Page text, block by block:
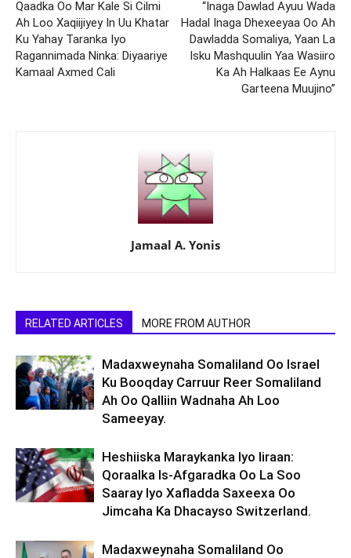
Qaadka Oo Mar Kale Si Cilmi
Ah Loo Xaqiijiyey In Uu Khatar
Ku Yahay Taranka Iyo
Ragannimada Ninka: Diyaariye
Kamaal Axmed Cali
“Inaga Dawlad Ayuu Wada
Hadal Inaga Dhexeeyaa Oo Ah
Dawladda Somaliya, Yaan La
Isku Mashquulin Yaa Wasiiro
Ka Ah Halkaas Ee Aynu
Garteena Muujino”
Jamaal A. Yonis
RELATED ARTICLES MORE FROM AUTHOR
Madaxweynaha Somaliland Oo Israel
Ku Booqday Carruur Reer Somaliland
Ah Oo Qalliin Wadnaha Ah Loo
Sameeyay.
Heshiiska Maraykanka Iyo Iiraan:
Qoraalka Is-Afgaradka Oo La Soo
Saaray Iyo Xafladda Saxeexa Oo
Jimcaha Ka Dhacayso Switzerland.
Madaxweynaha Somaliland Oo